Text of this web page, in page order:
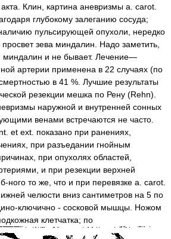
Клин, картина аневризмы a. carot.
глубокому залеганию сосуда;
пульсирующей опухоли, нередко
зева миндалин. Надо заметить,
миндалин и не бывает. Лечение—
артерии применена в 22 случаях (по
в 41 %. Лучшие результаты
резекции мешка по Рену (Rehn).
наружной и внутренней сонных
венами встречаются не часто.
et ext. показано при ранениях,
при разъедании гнойным
при опухолях областей,
и при резекции верхней
ного то же, что и при перевязке a. carot.
челюсти вниз сантиметров на 5 по
ключично - сосковой мышцы. Ножом
клетчатка; по